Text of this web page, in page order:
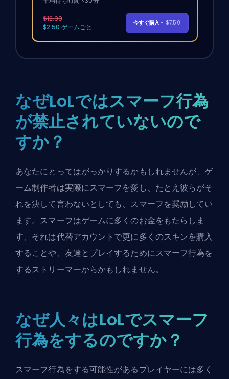
$12.00
$2.50 ゲームごと
今すぐ購入- $7.50
なぜLoLではスマーフ行為
が禁止されていないので
すか？
あなたにとってはがっかりするかもしれませんが、ゲ
ーム制作者は実際にスマーフを愛し、たとえ彼らがそ
れを決して言わないとしても、スマーフを奨励してい
ます。スマーフはゲームに多くのお金をもたらしま
す、それは代替アカウントで更に多くのスキンを購入
することや、友達とプレイするためにスマーフ行為を
するストリーマーからかもしれません。
なぜ人々はLoLでスマーフ
行為をするのですか？
スマーフ行為をする可能性があるプレイヤーには多く